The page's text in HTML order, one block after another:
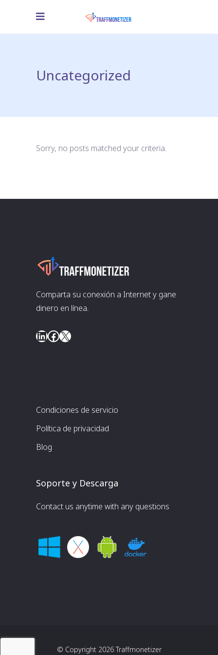
Uncategorized
Sorry, no posts matched your criteria.
Comparta su conexión a Internet y gane
dinero en línea.
LinkedIn
Facebook
X
Condiciones de servicio
Política de privacidad
Blog
Soporte y Descarga
Contact us anytime with any questions
© Copyright 2026 Traffmonetizer